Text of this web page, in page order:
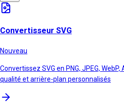
Convertisseur SVG
Nouveau
Convertissez SVG en PNG, JPEG, WebP,
qualité et arrière-plan personnalisés